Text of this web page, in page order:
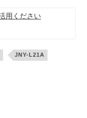
用ください
JNY-L21A